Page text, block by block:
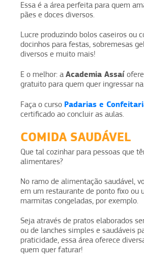
Essa é a área perfeita para quem
pães e doces diversos.
Lucre produzindo bolos caseiros ou
docinhos para festas, sobremesas
diversos e muito mais!
E o melhor: a Academia Assaí
gratuito para quem quer ingressar
Faça o curso Padarias e
certificado ao concluir as aulas.
COMIDA SAUDÁVEL
Que tal cozinhar para pessoas que
alimentares?
No ramo de alimentação saudável,
em um restaurante de ponto fixo ou
marmitas congeladas, por exemplo.
Seja através de pratos elaborados
ou de lanches simples e saudáveis
praticidade, essa área oferece
quem quer faturar!